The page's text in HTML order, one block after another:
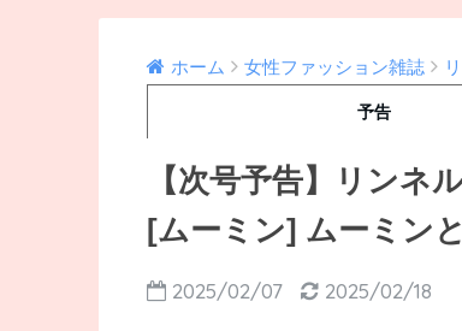
ホーム 女性ファッション雑誌
予告
【次号予告】リンネ
[ムーミン] ムーミン
2025/02/07 2025/02/18